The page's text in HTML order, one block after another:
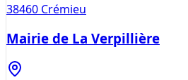
38460 Crémieu
Mairie de La Verpillière